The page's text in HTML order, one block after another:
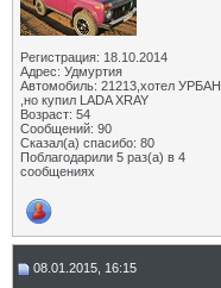
Регистрация: 18.10.2014
Адрес: Удмуртия
Автомобиль: 21213,хотел УРБАН
,но купил LADA XRAY
Возраст: 54
Сообщений: 90
Сказал(а) спасибо: 80
Поблагодарили 5 раз(а) в 4
сообщениях
08.01.2015, 16:15